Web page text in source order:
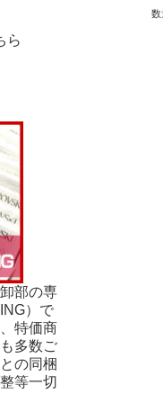
数
ら
部の専
）で
特価商
多数ご
の同梱
等一切